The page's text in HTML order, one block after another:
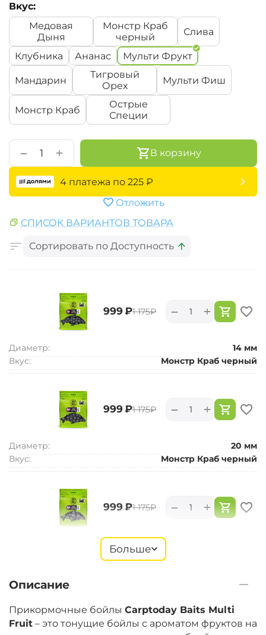
Вкус:
Медовая
Дыня
Монстр Краб
черный
Слива
Клубника Ананас Мульти Фрукт
Мандарин
Тигровый
Орех
Мульти Фиш
Монстр Краб
Острые
Специи
+
− В корзину
4 платежа по 225 ₽
Отложить
СПИСОК ВАРИАНТОВ ТОВАРА
Сортировать по Доступность
‍999‍ ₽‍1 175‍₽ +
−
Диаметр:
14 мм
Вкус:
Монстр Краб черный
‍999‍ ₽‍1 175‍₽ +
−
Диаметр:
20 мм
Вкус:
Монстр Краб черный
‍999‍ ₽‍1 175‍₽ +
−
Монстр Краб черный
‍899‍ ₽‍1 058‍₽ +
−
Больше
Описание
Прикормочные бойлы Carptoday Baits Multi
Fruit – это тонущие бойлы с ароматом фруктов на